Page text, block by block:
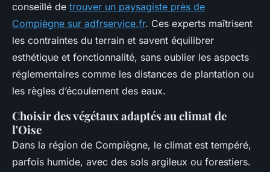
conseillé de trouver un paysagiste près de
Compiègne sur adfrservice.fr. Ces experts maîtrisent
les contraintes du terrain et savent équilibrer
esthétique et fonctionnalité, sans oublier les aspects
réglementaires comme les distances de plantation ou
les règles d’écoulement des eaux.
Choisir des végétaux adaptés au climat de
l'Oise
Dans la région de Compiègne, le climat est tempéré,
parfois humide, avec des sols argileux ou forestiers.